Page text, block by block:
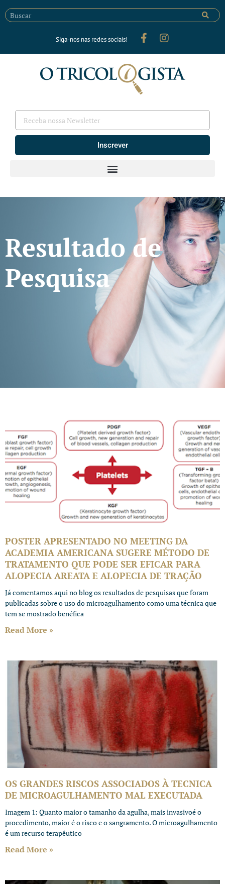
Siga-nos nas redes sociais!
Inscrever
Resultado de
Pesquisa
POSTER APRESENTADO NO MEETING DA
ACADEMIA AMERICANA SUGERE MÉTODO DE
TRATAMENTO QUE PODE SER EFICAR PARA
ALOPECIA AREATA E ALOPECIA DE TRAÇÃO
Já comentamos aqui no blog os resultados de pesquisas que foram
publicadas sobre o uso do microagulhamento como uma técnica que
tem se mostrado benéfica
Read More »
OS GRANDES RISCOS ASSOCIADOS À TECNICA
DE MICROAGULHAMENTO MAL EXECUTADA
Imagem 1: Quanto maior o tamanho da agulha, mais invasivoé o
procedimento, maior é o risco e o sangramento. O microagulhamento
é um recurso terapêutico
Read More »